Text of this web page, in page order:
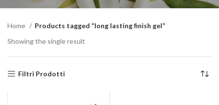
Home
Products tagged “long lasting finish gel”
Showing the single result
Filtri Prodotti